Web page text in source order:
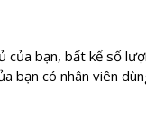
của bạn, bất kể số
có nhân viên